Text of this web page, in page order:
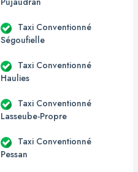
Taxi Conventionné
Ségoufielle
Taxi Conventionné
Haulies
Taxi Conventionné
Lasseube-Propre
Taxi Conventionné
Pessan